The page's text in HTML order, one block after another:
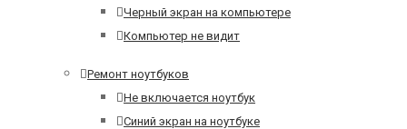
Черный экран на компьютере
Компьютер не видит
Ремонт ноутбуков
Не включается ноутбук
Синий экран на ноутбуке